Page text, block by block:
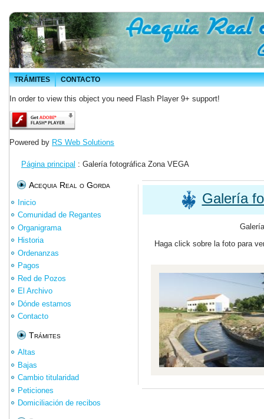
TRÁMITES CONTACTO
In order to view this object you need Flash Player 9+ support!
Powered by RS Web Solutions
Página principal : Galería fotográfica Zona VEGA
Acequia Real o Gorda
Inicio
Comunidad de Regantes
Organigrama
Historia
Ordenanzas
Pagos
Red de Pozos
El Archivo
Dónde estamos
Contacto
Trámites
Altas
Bajas
Cambio titularidad
Peticiones
Domiciliación de recibos
Galería
Haga click sobre la foto para